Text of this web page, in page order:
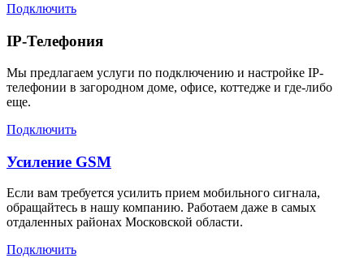
Подключить
IP-Телефония
Мы предлагаем услуги по подключению и настройке IP-
телефонии в загородном доме, офисе, коттедже и где-либо
еще.
Подключить
Усиление GSM
Если вам требуется усилить прием мобильного сигнала,
обращайтесь в нашу компанию. Работаем даже в самых
отдаленных районах Московской области.
Подключить